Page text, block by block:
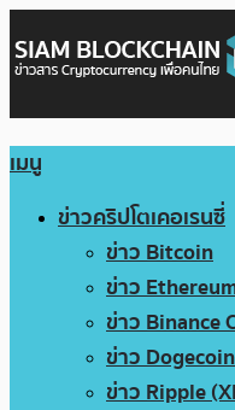
เมนู
ข่าวคริปโตเคอเรนซี่
ข่าว Bitcoin
ข่าว
ข่าว Binance
ข่าว Dogecoin
ข่าว Ripple